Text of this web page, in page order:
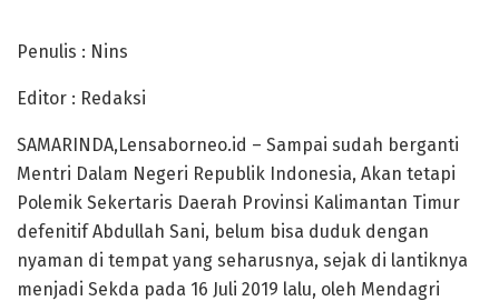
Penulis : Nins
Editor : Redaksi
SAMARINDA,Lensaborneo.id – Sampai sudah berganti
Mentri Dalam Negeri Republik Indonesia, Akan tetapi
Polemik Sekertaris Daerah Provinsi Kalimantan Timur
defenitif Abdullah Sani, belum bisa duduk dengan
nyaman di tempat yang seharusnya, sejak di lantiknya
menjadi Sekda pada 16 Juli 2019 lalu, oleh Mendagri